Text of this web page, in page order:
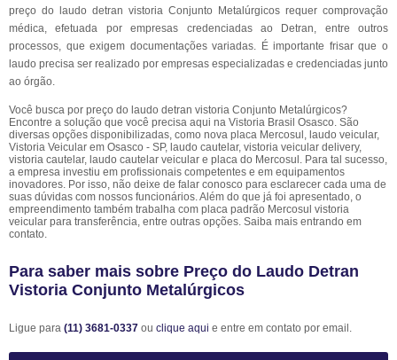
preço do laudo detran vistoria Conjunto Metalúrgicos requer comprovação
médica, efetuada por empresas credenciadas ao Detran, entre outros
processos, que exigem documentações variadas. É importante frisar que o
laudo precisa ser realizado por empresas especializadas e credenciadas junto
ao órgão.
Você busca por preço do laudo detran vistoria Conjunto Metalúrgicos?
Encontre a solução que você precisa aqui na Vistoria Brasil Osasco. São
diversas opções disponibilizadas, como nova placa Mercosul, laudo veicular,
Vistoria Veicular em Osasco - SP, laudo cautelar, vistoria veicular delivery,
vistoria cautelar, laudo cautelar veicular e placa do Mercosul. Para tal sucesso,
a empresa investiu em profissionais competentes e em equipamentos
inovadores. Por isso, não deixe de falar conosco para esclarecer cada uma de
suas dúvidas com nossos funcionários. Além do que já foi apresentado, o
empreendimento também trabalha com placa padrão Mercosul vistoria
veicular para transferência, entre outras opções. Saiba mais entrando em
contato.
Para saber mais sobre Preço do Laudo Detran
Vistoria Conjunto Metalúrgicos
Ligue para (11) 3681-0337 ou clique aqui e entre em contato por email.